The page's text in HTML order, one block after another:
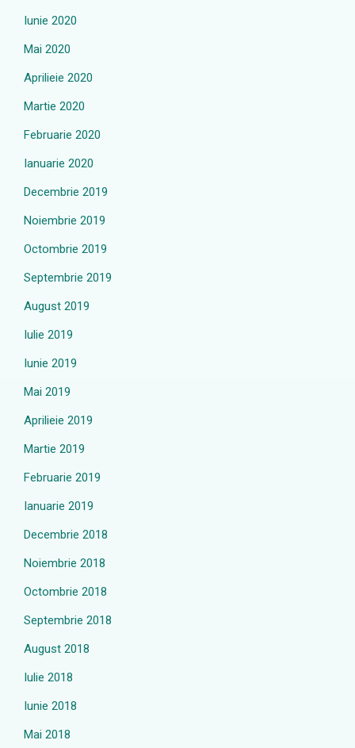
Iunie 2020
Mai 2020
Aprilieie 2020
Martie 2020
Februarie 2020
Ianuarie 2020
Decembrie 2019
Noiembrie 2019
Octombrie 2019
Septembrie 2019
August 2019
Iulie 2019
Iunie 2019
Mai 2019
Aprilieie 2019
Martie 2019
Februarie 2019
Ianuarie 2019
Decembrie 2018
Noiembrie 2018
Octombrie 2018
Septembrie 2018
August 2018
Iulie 2018
Iunie 2018
Mai 2018